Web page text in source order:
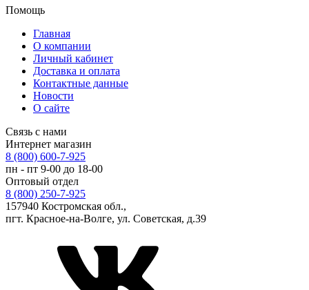
Помощь
Главная
О компании
Личный кабинет
Доставка и оплата
Контактные данные
Новости
О сайте
Связь с нами
Интернет магазин
8 (800) 600-7-925
пн - пт 9-00 до 18-00
Оптовый отдел
8 (800) 250-7-925
157940 Костромская обл.,
пгт. Красное-на-Волге, ул. Советская, д.39